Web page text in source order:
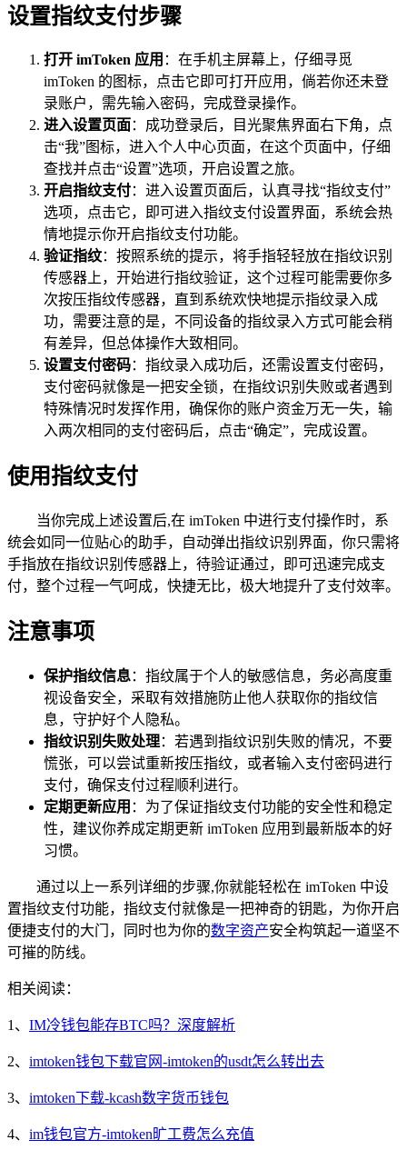
设置指纹支付步骤
打开 imToken 应用 ：在手机主屏幕上，仔细寻觅
imToken 的图标，点击它即可打开应用，倘若你还未登
录账户，需先输入密码，完成登录操作。
进入设置页面：成功登录后，目光聚焦界面右下角，点
击“我”图标，进入个人中心页面，在这个页面中，仔细
查找并点击“设置”选项，开启设置之旅。
开启指纹支付：进入设置页面后，认真寻找“指纹支付”
选项，点击它，即可进入指纹支付设置界面，系统会热
情地提示你开启指纹支付功能。
验证指纹：按照系统的提示，将手指轻轻放在指纹识别
传感器上，开始进行指纹验证，这个过程可能需要你多
次按压指纹传感器，直到系统欢快地提示指纹录入成
功，需要注意的是，不同设备的指纹录入方式可能会稍
有差异，但总体操作大致相同。
设置支付密码：指纹录入成功后，还需设置支付密码，
支付密码就像是一把安全锁，在指纹识别失败或者遇到
特殊情况时发挥作用，确保你的账户资金万无一失，输
入两次相同的支付密码后，点击“确定”，完成设置。
使用指纹支付
当你完成上述设置后,在 imToken 中进行支付操作时，系
统会如同一位贴心的助手，自动弹出指纹识别界面，你只需将
手指放在指纹识别传感器上，待验证通过，即可迅速完成支
付，整个过程一气呵成，快捷无比，极大地提升了支付效率。
注意事项
保护指纹信息：指纹属于个人的敏感信息，务必高度重
视设备安全，采取有效措施防止他人获取你的指纹信
息，守护好个人隐私。
指纹识别失败处理：若遇到指纹识别失败的情况，不要
慌张，可以尝试重新按压指纹，或者输入支付密码进行
支付，确保支付过程顺利进行。
定期更新应用 ：为了保证指纹支付功能的安全性和稳定
性，建议你养成定期更新 imToken 应用到最新版本的好
习惯。
通过以上一系列详细的步骤,你就能轻松在 imToken 中设
置指纹支付功能，指纹支付就像是一把神奇的钥匙，为你开启
便捷支付的大门，同时也为你的数字资产安全构筑起一道坚不
可摧的防线。
相关阅读：
1、 IM冷钱包能存BTC吗？深度解析
2、 imtoken钱包下载官网-imtoken的usdt怎么转出去
3、 imtoken下载-kcash数字货币钱包
4、 im钱包官方-imtoken旷工费怎么充值